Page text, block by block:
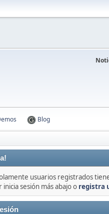
Blog
usuarios registrados
inicia sesión más abajo o registra